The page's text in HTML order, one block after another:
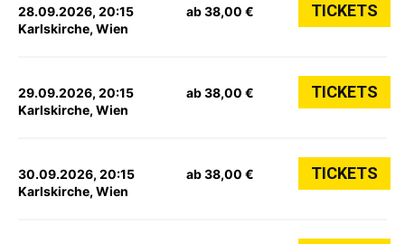
28.09.2026, 20:15
Karlskirche, Wien
ab 38,00 € TICKETS
29.09.2026, 20:15
Karlskirche, Wien
ab 38,00 € TICKETS
30.09.2026, 20:15
Karlskirche, Wien
ab 38,00 € TICKETS